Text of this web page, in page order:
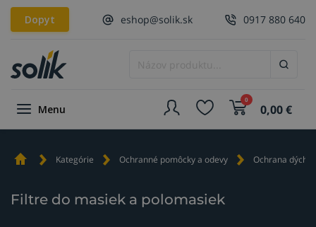
Dopyt eshop@solik.sk 0917 880 640
Menu
0
0,00€
Kategórie Ochranné pomôcky a odevy Ochrana
Filtre do masiek a polomasiek